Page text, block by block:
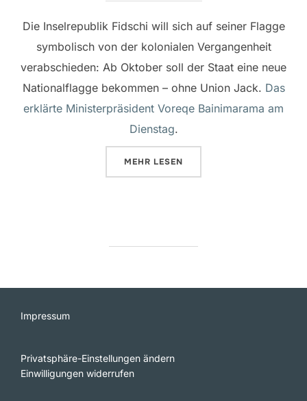
Die Inselrepublik Fidschi will sich auf seiner Flagge
symbolisch von der kolonialen Vergangenheit
verabschieden: Ab Oktober soll der Staat eine neue
Nationalflagge bekommen – ohne Union Jack. Das
erklärte Ministerpräsident Voreqe Bainimarama am
Dienstag.
MEHR ÜBER „FIDSCHI WILL UNION
LESEN
Impressum
Privatsphäre-Einstellungen ändern
Einwilligungen widerrufen